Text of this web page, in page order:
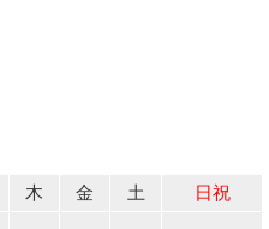
木 金 土
日祝